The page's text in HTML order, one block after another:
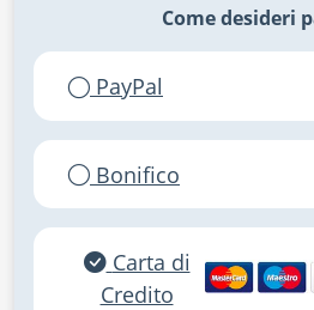
Come desideri
PayPal
Bonifico
Carta di
Credito